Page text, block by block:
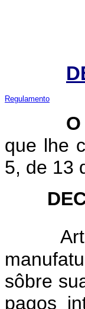
Regulamento
O
que lhe
5, de 13
sôbre